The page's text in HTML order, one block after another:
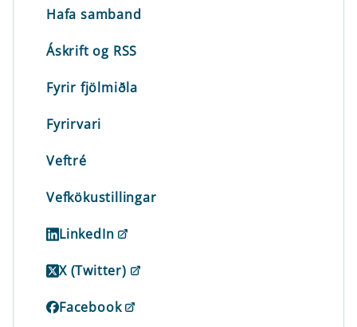
Hafa samband
Áskrift og RSS
Fyrir fjölmiðla
Fyrirvari
Veftré
Vefkökustillingar
LinkedIn
X (Twitter)
Facebook